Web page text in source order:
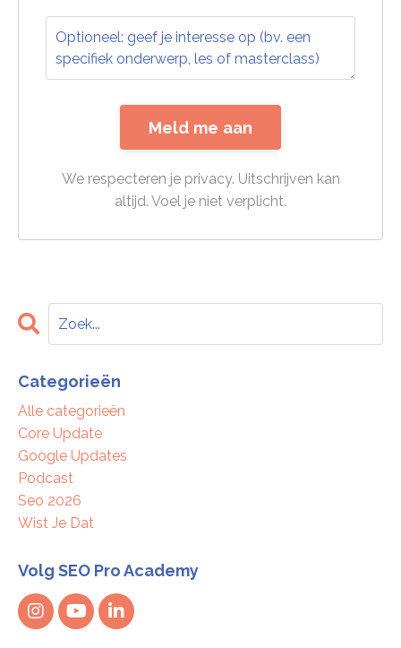
Meld me aan
We respecteren je privacy. Uitschrijven kan
altijd. Voel je niet verplicht.
Categorieën
Alle categorieën
Core Update
Google Updates
Podcast
Seo 2026
Wist Je Dat
Volg SEO Pro Academy